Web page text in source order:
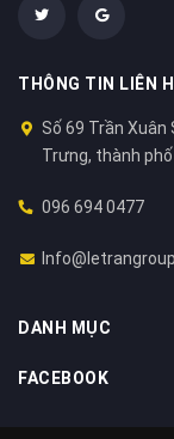
THÔNG TIN LIÊN
Số 69 Trần Xuân
Trưng, thành
096 694 0477
DANH MỤC
FACEBOOK